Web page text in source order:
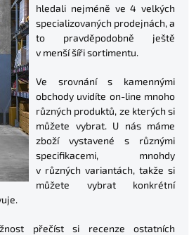
hledali nejméně ve 4 velkých
specializovaných prodejnách, a
to pravděpodobně ještě
v menší šíři sortimentu.
Ve srovnání s kamennými
obchody uvidíte on-line mnoho
různých produktů, ze kterých si
můžete vybrat. U nás máme
zboží vystavené s různými
specifikacemi, mnohdy
v různých variantách, takže si
můžete vybrat konkrétní
přečíst si recenze ostatních